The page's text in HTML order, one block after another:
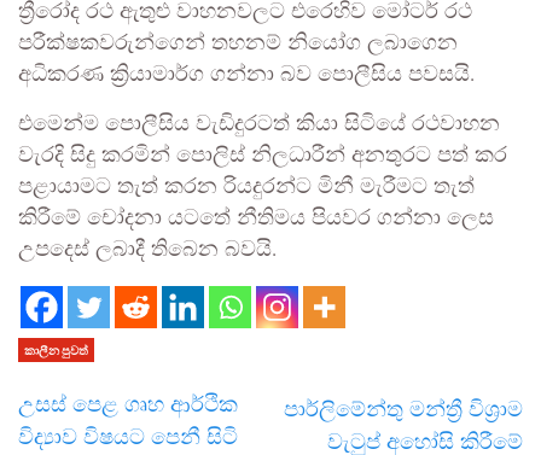
ත්‍රීරෝද රථ ඇතුළු වාහනවලට එරෙහිව මෝටර් රථ
පරීක්ෂකවරුන්ගෙන් තහනම් නියෝග ලබාගෙන
අධිකරණ ක්‍රියාමාර්ග ගන්නා බව පොලීසිය පවසයි.
එමෙන්ම පොලීසිය වැඩිදුරටත් කියා සිටියේ රථවාහන
වැරදි සිදු කරමින් පොලිස් නිලධාරීන් අනතුරට පත් කර
පළායාමට තැත් කරන රියදුරන්ට මිනී මැරීමට තැත්
කිරීමේ චෝදනා යටතේ නීතිමය පියවර ගන්නා ලෙස
උපදෙස් ලබාදී තිබෙන බවයි.
කාලීන පුවත්
උසස් පෙළ ගෘහ ආර්ථික
විද්‍යාව විෂයට පෙනී සිටි
පාර්ලිමේන්තු මන්ත්‍රී විශ්‍රාම
වැටුප් අහෝසි කිරීමේ